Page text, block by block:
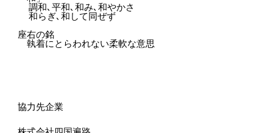
調和､平和､和み､和やかさ
和らぎ､和して同ぜず
座右の銘
執着にとらわれない柔軟な意思
協力先企業